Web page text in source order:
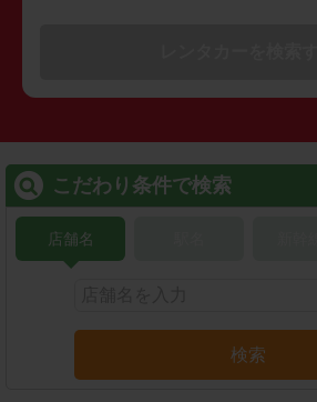
こだわり条件で検索
店舗名
検索